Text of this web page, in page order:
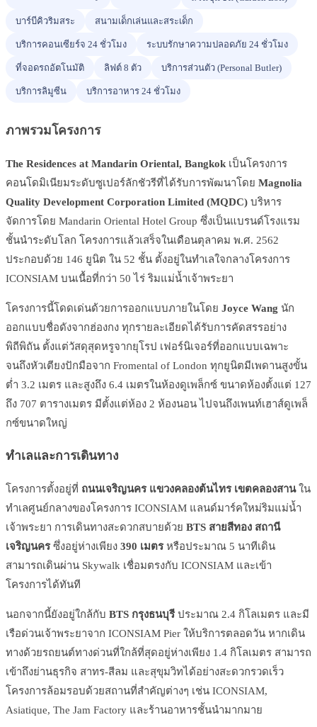
บาร์บีคิวริมสระ สนามเด็กเล่นและสระเด็ก
บริการคอนเซียร์จ 24 ชั่วโมง ระบบรักษาความปลอดภัย 24 ชั่วโมง
ที่จอดรถอัตโนมัติ ลิฟต์ 8 ตัว บริการส่วนตัว (Personal Butler)
บริการลิมูซีน บริการอาหาร 24 ชั่วโมง
ภาพรวมโครงการ
The Residences at Mandarin Oriental, Bangkok เป็นโครงการ
คอนโดมิเนียมระดับซูเปอร์ลักชัวรีที่ได้รับการพัฒนาโดย Magnolia
Quality Development Corporation Limited (MQDC) บริหาร
จัดการโดย Mandarin Oriental Hotel Group ซึ่งเป็นแบรนด์โรงแรม
ชั้นนำระดับโลก โครงการแล้วเสร็จในเดือนตุลาคม พ.ศ. 2562
ประกอบด้วย 146 ยูนิต ใน 52 ชั้น ตั้งอยู่ในทำเลใจกลางโครงการ
ICONSIAM บนเนื้อที่กว่า 50 ไร่ ริมแม่น้ำเจ้าพระยา
โครงการนี้โดดเด่นด้วยการออกแบบภายในโดย Joyce Wang นัก
ออกแบบชื่อดังจากฮ่องกง ทุกรายละเอียดได้รับการคัดสรรอย่าง
พิถีพิถัน ตั้งแต่วัสดุสุดหรูจากยุโรป เฟอร์นิเจอร์ที่ออกแบบเฉพาะ
จนถึงหัวเตียงปักมือจาก Fromental of London ทุกยูนิตมีเพดานสูงขั้น
ต่ำ 3.2 เมตร และสูงถึง 6.4 เมตรในห้องดูเพล็กซ์ ขนาดห้องตั้งแต่ 127
ถึง 707 ตารางเมตร มีตั้งแต่ห้อง 2 ห้องนอน ไปจนถึงเพนท์เฮาส์ดูเพล็
กซ์ขนาดใหญ่
ทำเลและการเดินทาง
โครงการตั้งอยู่ที่ ถนนเจริญนคร แขวงคลองต้นไทร เขตคลองสานใน
ทำเลศูนย์กลางของโครงการ ICONSIAM แลนด์มาร์คใหม่ริมแม่น้ำ
เจ้าพระยา การเดินทางสะดวกสบายด้วย BTS สายสีทอง สถานี
เจริญนครซึ่งอยู่ห่างเพียง 390 เมตรหรือประมาณ 5 นาทีเดิน
สามารถเดินผ่าน Skywalk เชื่อมตรงกับ ICONSIAM และเข้า
โครงการได้ทันที
นอกจากนี้ยังอยู่ใกล้กับ BTS กรุงธนบุรีประมาณ 2.4 กิโลเมตร และมี
เรือด่วนเจ้าพระยาจาก ICONSIAM Pier ให้บริการตลอดวัน หากเดิน
ทางด้วยรถยนต์ทางด่วนที่ใกล้ที่สุดอยู่ห่างเพียง 1.4 กิโลเมตร สามารถ
เข้าถึงย่านธุรกิจ สาทร-สีลม และสุขุมวิทได้อย่างสะดวกรวดเร็ว
โครงการล้อมรอบด้วยสถานที่สำคัญต่างๆ เช่น ICONSIAM,
Asiatique, The Jam Factory และร้านอาหารชั้นนำมากมาย